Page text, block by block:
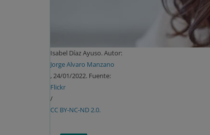
Isabel Díaz Ayuso. Autor:
Jorge Alvaro Manzano
, 24/01/2022. Fuente:
Flickr
/
CC BY-NC-ND 2.0.